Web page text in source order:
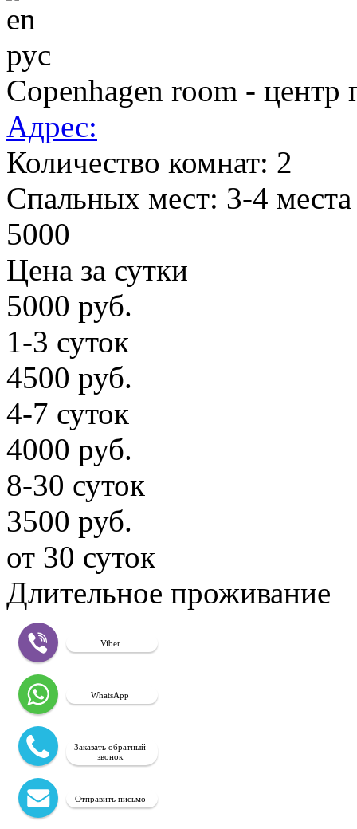
en
рус
Copenhagen room - центр
Адрес:
Количество комнат: 2
Cпальных мест: 3-4 места
5000
Цена за сутки
5000 руб.
1-3 суток
4500 руб.
4-7 суток
4000 руб.
8-30 суток
3500 руб.
от 30 суток
Длительное проживание
Viber
WhatsApp
Заказать обратный
звонок
Отправить письмо